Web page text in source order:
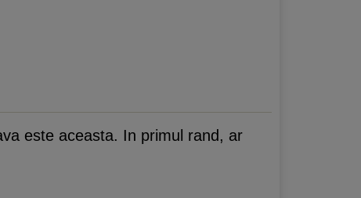
este aceasta. In primul rand, ar